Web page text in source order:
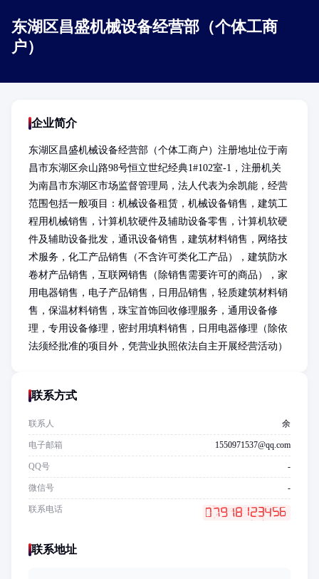
东湖区昌盛机械设备经营部（个体工商
户）
企业简介
东湖区昌盛机械设备经营部（个体工商户）注册地址位于南
昌市东湖区佘山路98号恒立世纪经典1#102室-1，注册机关
为南昌市东湖区市场监督管理局，法人代表为余凯能，经营
范围包括一般项目：机械设备租赁，机械设备销售，建筑工
程用机械销售，计算机软硬件及辅助设备零售，计算机软硬
件及辅助设备批发，通讯设备销售，建筑材料销售，网络技
术服务，化工产品销售（不含许可类化工产品），建筑防水
卷材产品销售，互联网销售（除销售需要许可的商品），家
用电器销售，电子产品销售，日用品销售，轻质建筑材料销
售，保温材料销售，珠宝首饰回收修理服务，通用设备修
理，专用设备修理，密封用填料销售，日用电器修理（除依
法须经批准的项目外，凭营业执照依法自主开展经营活动）
联系方式
联系人 余
电子邮箱 1550971537@qq.com
QQ号 -
微信号 -
联系电话
联系地址